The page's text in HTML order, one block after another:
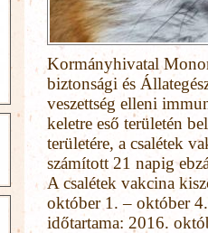
Kormányhivatal
biztonsági és
veszettség elleni
keletre eső területén
területére, a csalétek
számított 21 napig
A csalétek vakcina
október 1. – október
időtartama: 2016.